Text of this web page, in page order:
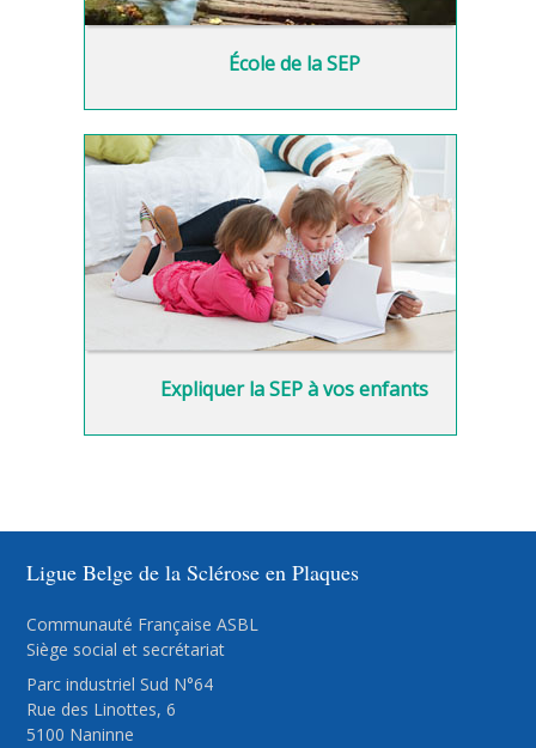
École de la SEP
Expliquer la SEP à vos enfants
Ligue Belge de la Sclérose en Plaques
Communauté Française ASBL
Siège social et secrétariat
Parc industriel Sud N°64
Rue des Linottes, 6
5100 Naninne